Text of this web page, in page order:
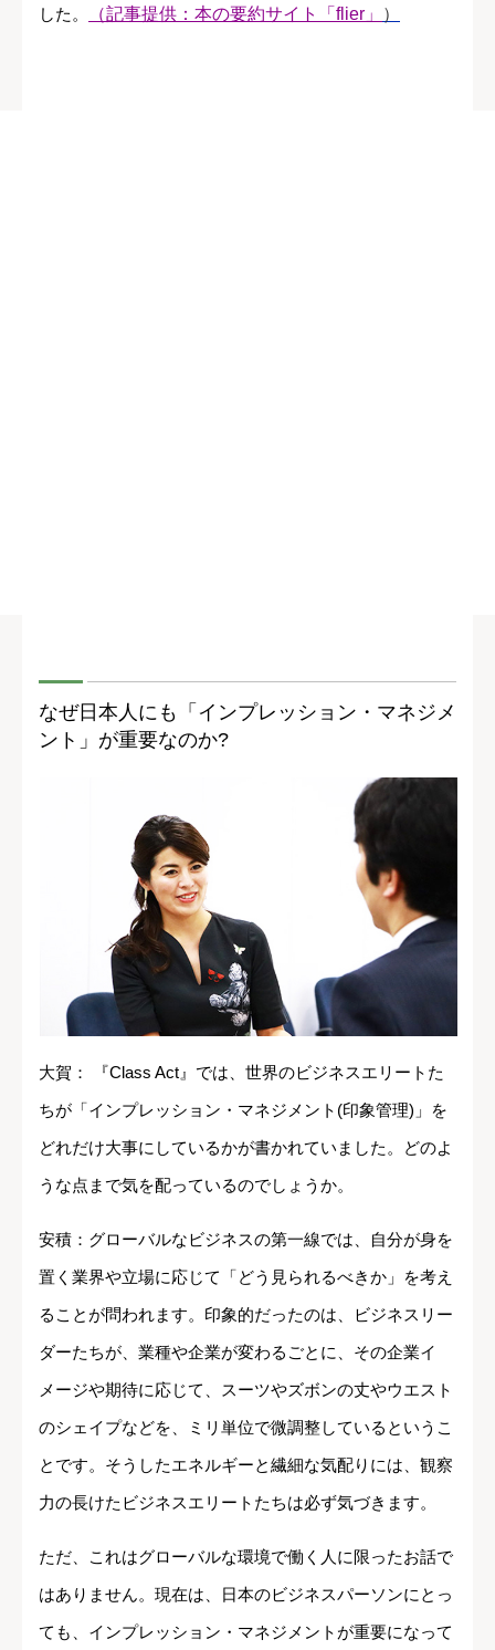
した。 （記事提供：本の要約サイト「flier」 ）
なぜ日本人にも「インプレッション・マネジメ
ント」が重要なのか?
大賀： 『Class Act』では、世界のビジネスエリートた
ちが「インプレッション・マネジメント(印象管理)」を
どれだけ大事にしているかが書かれていました。どのよ
うな点まで気を配っているのでしょうか。
安積：グローバルなビジネスの第一線では、自分が身を
置く業界や立場に応じて「どう見られるべきか」を考え
ることが問われます。印象的だったのは、ビジネスリー
ダーたちが、業種や企業が変わるごとに、その企業イ
メージや期待に応じて、スーツやズボンの丈やウエスト
のシェイプなどを、ミリ単位で微調整しているというこ
とです。そうしたエネルギーと繊細な気配りには、観察
力の長けたビジネスエリートたちは必ず気づきます。
ただ、これはグローバルな環境で働く人に限ったお話で
はありません。現在は、日本のビジネスパーソンにとっ
ても、インプレッション・マネジメントが重要になって